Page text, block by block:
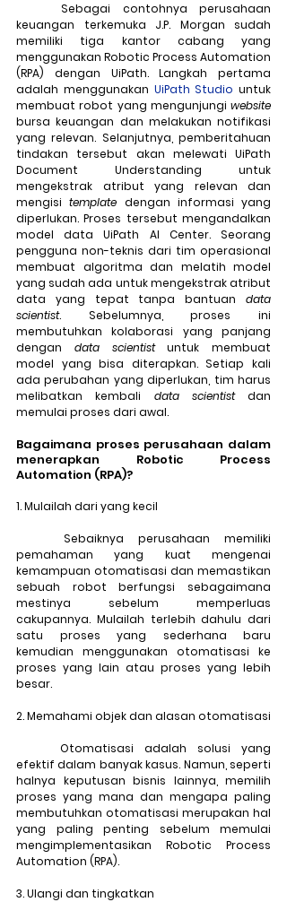
	Sebagai contohnya perusahaan
keuangan terkemuka J.P. Morgan sudah
memiliki tiga kantor cabang yang
menggunakan Robotic Process Automation
(RPA) dengan UiPath. Langkah pertama
adalah menggunakan UiPath Studio untuk
membuat robot yang mengunjungi website
bursa keuangan dan melakukan notifikasi
yang relevan. Selanjutnya, pemberitahuan
tindakan tersebut akan melewati UiPath
Document Understanding untuk
mengekstrak atribut yang relevan dan
mengisi template dengan informasi yang
diperlukan. Proses tersebut mengandalkan
model data UiPath AI Center. Seorang
pengguna non-teknis dari tim operasional
membuat algoritma dan melatih model
yang sudah ada untuk mengekstrak atribut
data yang tepat tanpa bantuan data
scientist. Sebelumnya, proses ini
membutuhkan kolaborasi yang panjang
dengan data scientist untuk membuat
model yang bisa diterapkan. Setiap kali
ada perubahan yang diperlukan, tim harus
melibatkan kembali data scientist dan
memulai proses dari awal.
Bagaimana proses perusahaan dalam
menerapkan Robotic Process
Automation (RPA)?
1. Mulailah dari yang kecil
pemahaman yang kuat mengenai
kemampuan otomatisasi dan memastikan
sebuah robot berfungsi sebagaimana
mestinya sebelum memperluas
cakupannya. Mulailah terlebih dahulu dari
satu proses yang sederhana baru
kemudian menggunakan otomatisasi ke
proses yang lain atau proses yang lebih
besar.
2. Memahami objek dan alasan otomatisasi
efektif dalam banyak kasus. Namun, seperti
halnya keputusan bisnis lainnya, memilih
proses yang mana dan mengapa paling
membutuhkan otomatisasi merupakan hal
yang paling penting sebelum memulai
mengimplementasikan Robotic Process
Automation (RPA).
3. Ulangi dan tingkatkan